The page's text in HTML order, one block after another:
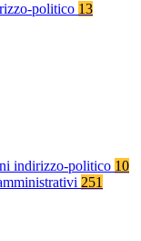
politico 13
indirizzo-politico 10
251